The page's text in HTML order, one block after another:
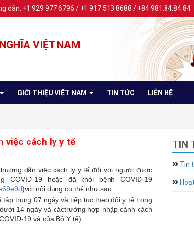
dân: +1 929 977 6796 / +1 917 513 8688 / +84 981.84.84.84
VIỆT NAM
GIỚI THIỆU VIỆT NAM TIN TỨC LIÊN HỆ
việc cách ly y tế
dẫn việc cách ly y tế đối với người được
19 hoặc đã khỏi bệnh COVID-19
)với nội dung cụ thể như sau:
tập trung 07 ngày và tiếp tục theo dõi y tế trong
14 ngày và cáctrường hợp nhập cảnh cách
19 và của Bộ Y tế):
TIN
Tin